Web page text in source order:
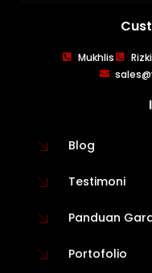
WIJAYA
Mukhlis Rizki
Blog
Testimoni
Panduan
Portofolio